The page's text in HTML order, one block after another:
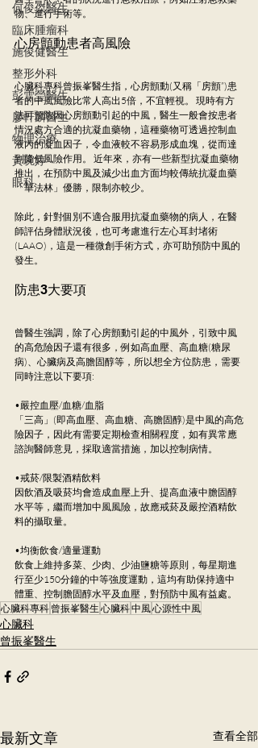
何俊傑醫生
臨床腫瘤科
施俊健醫生
整形外科
彭雪瑩醫生
廖軒麟醫生
物理治療
黃琬婷
眼科
物、進行手術等。
心房顫動患者高風險
心臟科專科曾振峯醫生️指，心房顫動(又稱「房顫”)患
者的中風風險比常人高出5倍，不宜輕視。 現時有方
法可預防因心房顫動引起的中風，醫生一般會按患者
情況處方合適的抗凝血藥物，這種藥物可透過控制血
液內的凝血因子，令血液較不容易形成血塊，從而達
到降低風險作用。 近年來，亦有一些新型抗凝血藥物
推出，在預防中風及減少出血方面均較傳統抗凝血藥
「華法林」優勝，限制亦較少。
除此，針對個別不適合服用抗凝血藥物的病人，在醫
師評估身體狀況後，也可考慮進行左心耳封堵術
(LAAO)，這是一種微創手術方式，亦可助預防中風的
發生。
防患3大要項
曾醫生強調，除了心房顫動引起的中風外，引致中風
的高危險因子還有很多，例如高血壓、高血糖(糖尿
病)、心臟病及高膽固醇等，所以想全方位防患，需要
同時注意以下要項:
•嚴控血壓/血糖/血脂
「三高」(即高血壓、高血糖、高膽固醇)是中風的高危
險因子，因此有需要定期檢查相關程度，如有異常應
諮詢醫師意見，採取適當措施，加以控制病情。
•戒菸/限製酒精飲料
因飲酒及吸菸均會造成血壓上升、提高血液中膽固醇
水平等，繼而增加中風風險，故應戒菸及嚴控酒精飲
料的攝取量。
•均衡飲食/適量運動
飲食上維持多菜、少肉、少油鹽糖等原則，每星期進
行至少150分鐘的中等強度運動，這均有助保持適中
體重、控制膽固醇水平及血壓，對預防中風有益處。
心臟科專科 曾振峯醫生 心臟科中風心源性中風
心臟科
曾振峯醫生
最新文章 查看全部